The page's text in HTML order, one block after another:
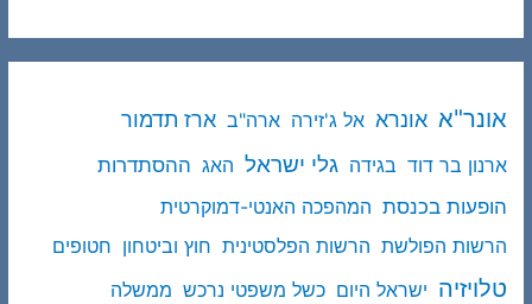
אונר"א אונרא אל ג'זירה ארה"ב ארז תדמור
ארנון בר דוד בגידה גלי ישראל האג
ההסתדרות
הופעות בכנסת
המהפכה האנטי-דמוקרטית
הרשות הפולשת
הרשות הפלסטינית חוץ וביטחון חטופים
טלויזיה ישראל היום כשל משפטי נרכש ממשלה